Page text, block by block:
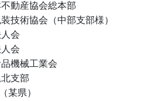
動産協会総本部
技術協会（中部支部様）
会
会
機械工業会
支部
某県）